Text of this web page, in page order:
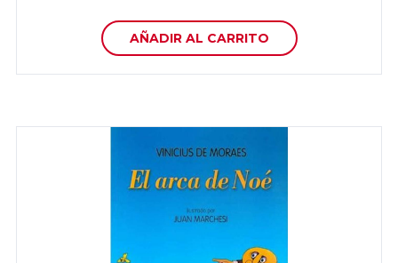
AÑADIR AL CARRITO